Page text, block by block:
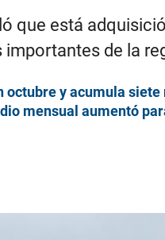
que está
importantes de la
octubre y acumula
mensual aumentó